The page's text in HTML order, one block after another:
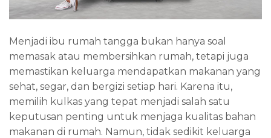
Menjadi ibu rumah tangga bukan hanya soal
memasak atau membersihkan rumah, tetapi juga
memastikan keluarga mendapatkan makanan yang
sehat, segar, dan bergizi setiap hari. Karena itu,
memilih kulkas yang tepat menjadi salah satu
keputusan penting untuk menjaga kualitas bahan
makanan di rumah. Namun, tidak sedikit keluarga